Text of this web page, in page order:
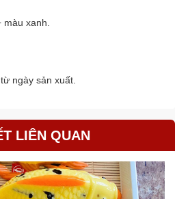
xanh.
ngày sản xuất.
LIÊN QUAN